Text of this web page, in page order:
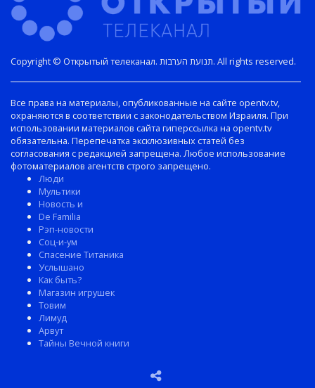
Copyright © Открытый телеканал. תנועת הערבות. All rights reserved.
Все права на материалы, опубликованные на сайте opentv.tv,
охраняются в соответствии с законодательством Израиля. При
использовании материалов сайта гиперссылка на opentv.tv
обязательна. Перепечатка эксклюзивных статей без
согласования с редакцией запрещена. Любое использование
фотоматериалов агентств строго запрещено.
Люди
Мультики
Новость и
De Familia
Рэп-новости
Соц-и-ум
Спасение Титаника
Услышано
Как быть?
Магазин игрушек
Товим
Лимуд
Арвут
Тайны Вечной книги